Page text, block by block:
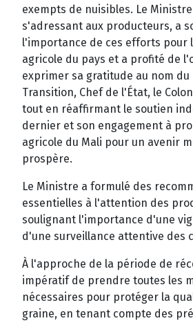
exempts de nuisibles. Le Ministre
s'adressant aux producteurs, a
l'importance de ces efforts pour
agricole du pays et a profité de
exprimer sa gratitude au nom
Transition, Chef de l'État, le
tout en réaffirmant le soutien
dernier et son engagement à
agricole du Mali pour un avenir
prospère.
Le Ministre a formulé des
essentielles à l'attention des
soulignant l'importance d'une
d'une surveillance attentive des
À l'approche de la période de
impératif de prendre toutes les
nécessaires pour protéger la
graine, en tenant compte des